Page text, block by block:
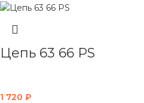
Цепь 63 66 PS
1 720 ₽